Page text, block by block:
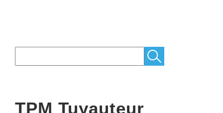
TPM Tuyauteur